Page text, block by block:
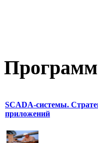
SCADA-системы.
приложений